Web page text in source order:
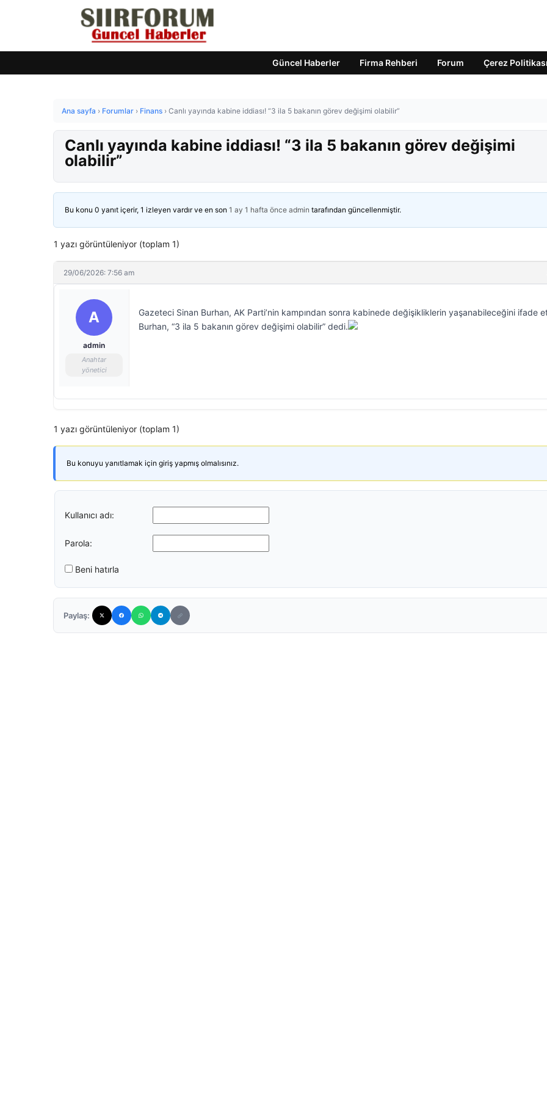
Güncel Haberler Firma Rehberi Forum Çerez Politikası
Ana sayfa › Forumlar › Finans › Canlı yayında kabine iddiası! “3 ila 5 bakanın görev değişimi olabilir”
Canlı yayında kabine iddiası! “3 ila 5 bakanın görev değişimi
olabilir”
Bu konu 0 yanıt içerir, 1 izleyen vardır ve en son 1 ay 1 hafta önce admin tarafından güncellenmiştir.
1 yazı görüntüleniyor (toplam 1)
29/06/2026: 7:56 am
A
admin
Anahtar
yönetici
Gazeteci Sinan Burhan, AK Parti’nin kampından sonra kabinede değişikliklerin yaşanabileceğini ifade
Burhan, “3 ila 5 bakanın görev değişimi olabilir” dedi.
1 yazı görüntüleniyor (toplam 1)
Bu konuyu yanıtlamak için giriş yapmış olmalısınız.
Kullanıcı adı:
Parola:
Beni hatırla
Paylaş: